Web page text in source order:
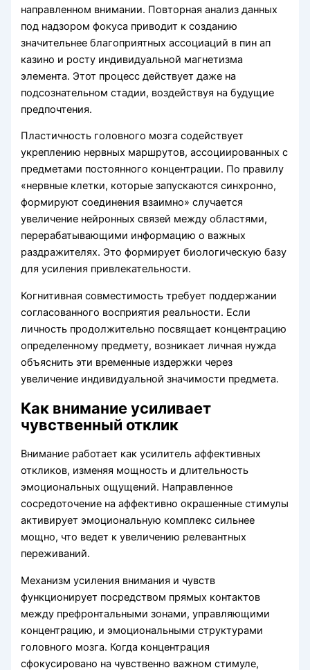
направленном внимании. Повторная анализ данных
под надзором фокуса приводит к созданию
значительнее благоприятных ассоциаций в пин ап
казино и росту индивидуальной магнетизма
элемента. Этот процесс действует даже на
подсознательном стадии, воздействуя на будущие
предпочтения.
Пластичность головного мозга содействует
укреплению нервных маршрутов, ассоциированных с
предметами постоянного концентрации. По правилу
«нервные клетки, которые запускаются синхронно,
формируют соединения взаимно» случается
увеличение нейронных связей между областями,
перерабатывающими информацию о важных
раздражителях. Это формирует биологическую базу
для усиления привлекательности.
Когнитивная совместимость требует поддержании
согласованного восприятия реальности. Если
личность продолжительно посвящает концентрацию
определенному предмету, возникает личная нужда
объяснить эти временные издержки через
увеличение индивидуальной значимости предмета.
Как внимание усиливает
чувственный отклик
Внимание работает как усилитель аффективных
откликов, изменяя мощность и длительность
эмоциональных ощущений. Направленное
сосредоточение на аффективно окрашенные стимулы
активирует эмоциональную комплекс сильнее
мощно, что ведет к увеличению релевантных
переживаний.
Механизм усиления внимания и чувств
функционирует посредством прямых контактов
между префронтальными зонами, управляющими
концентрацию, и эмоциональными структурами
головного мозга. Когда концентрация
сфокусировано на чувственно важном стимуле,